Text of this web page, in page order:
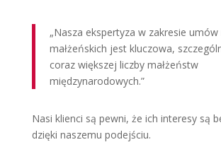
„Nasza ekspertyza w zakresie
małżeńskich jest kluczowa,
coraz większej liczby małżeństw
międzynarodowych.”
Nasi klienci są pewni, że ich interesy są
dzięki naszemu podejściu.